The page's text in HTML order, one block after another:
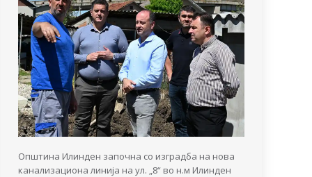
Општина Илинден започна со изградба на нова
канализациона линија на ул. „8“ во н.м Илинден